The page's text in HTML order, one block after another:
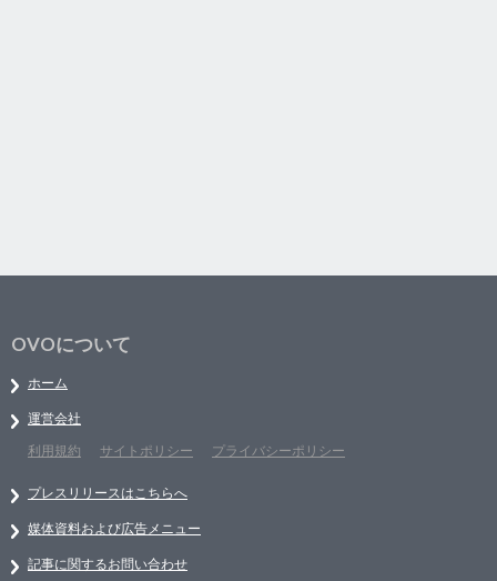
OVOについて
ホーム
運営会社
利用規約
サイトポリシー プライバシーポリシー
プレスリリースはこちらへ
媒体資料および広告メニュー
記事に関するお問い合わせ